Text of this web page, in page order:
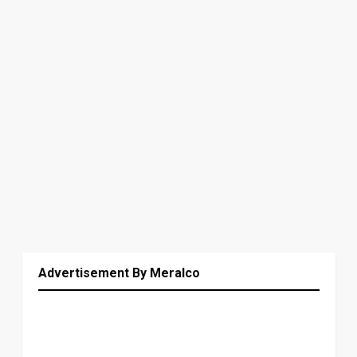
Advertisement By Meralco